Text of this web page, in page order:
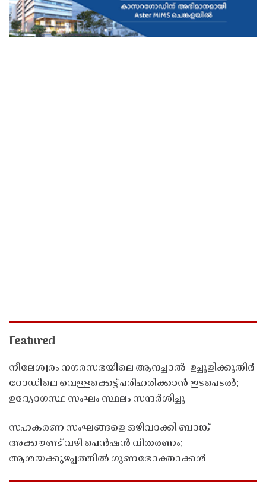
Featured
നീലേശ്വരം നഗരസഭയിലെ ആനച്ചാൽ-ഉച്ചൂളിക്കുതിർ
റോഡിലെ വെള്ളക്കെട്ട് പരിഹരിക്കാൻ ഇടപെടൽ;
ഉദ്യോഗസ്ഥ സംഘം സ്ഥലം സന്ദർശിച്ചു
സഹകരണ സംഘങ്ങളെ ഒഴിവാക്കി ബാങ്ക്
അക്കൗണ്ട് വഴി പെൻഷൻ വിതരണം;
ആശയക്കുഴപ്പത്തിൽ ഗുണഭോക്താക്കൾ